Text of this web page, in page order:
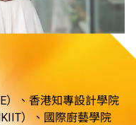
）、香港知專設計學院
）、國際廚藝學院